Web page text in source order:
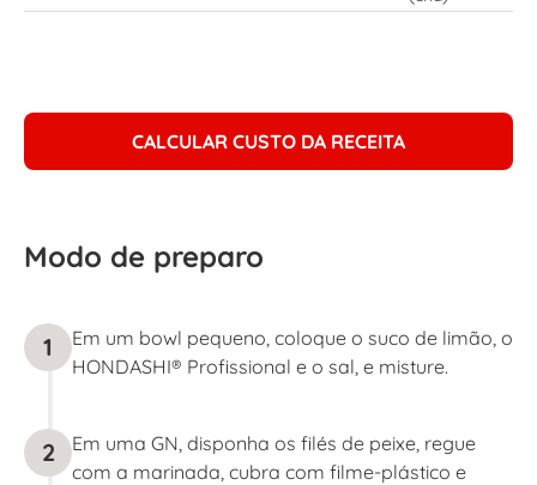
CALCULAR CUSTO DA RECEITA
Modo de preparo
1
Em um bowl pequeno, coloque o suco de limão, o
HONDASHI® Profissional e o sal, e misture.
2
Em uma GN, disponha os filés de peixe, regue
com a marinada, cubra com filme-plástico e